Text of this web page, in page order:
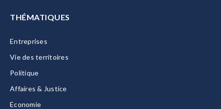
THÉMATIQUES
Entreprises
Vie des territoires
Politique
Affaires & Justice
Economie